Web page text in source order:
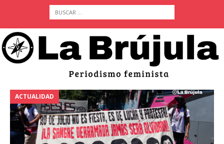
ACTUALIDAD